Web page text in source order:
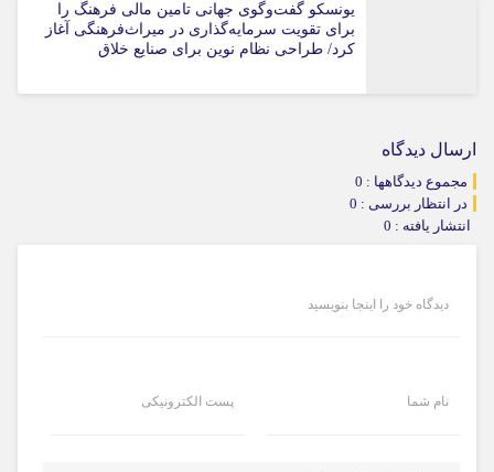
یونسکو گفت‌وگوی جهانی تامین مالی فرهنگ را
برای تقویت سرمایه‌گذاری در میراث‌فرهنگی آغاز
کرد/ طراحی نظام نوین برای صنایع خلاق
ارسال دیدگاه
مجموع دیدگاهها : 0
در انتظار بررسی : 0
انتشار یافته : 0
دیدگاه خود را اینجا بنویسید
نام شما پست الکترونیکی